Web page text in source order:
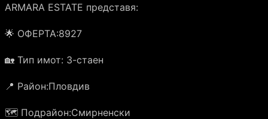
ARMARA ESTATE представя:
🌟 ОФЕРТА:8927
🏡 Тип имот: 3-стаен
📍 Район:Пловдив
🗺️ Подрайон:Смирненски